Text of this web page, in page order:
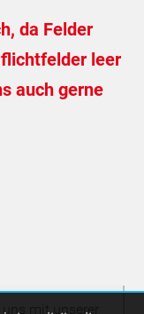
da Felder
leer
auch gerne
mit unserer